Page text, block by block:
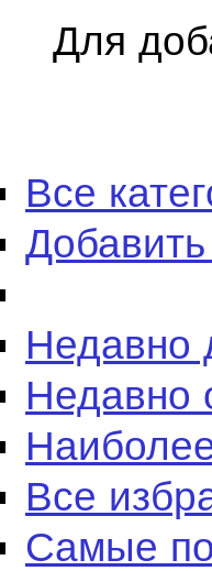
Для
Все
Недавно
Недавно
Все
Самые